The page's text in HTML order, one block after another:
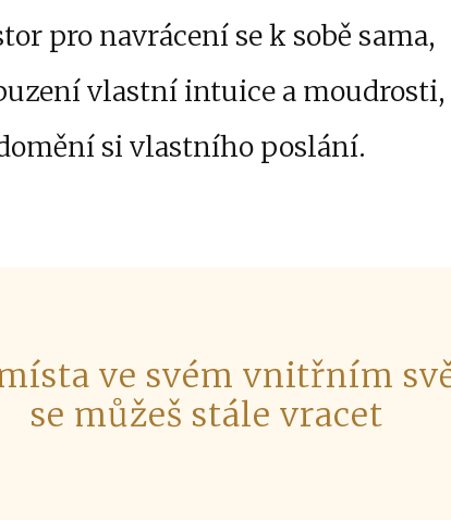
pro navrácení se k sobě sama,
vlastní intuice a moudrosti,
si vlastního poslání.
ve svém vnitřním
se můžeš stále vracet